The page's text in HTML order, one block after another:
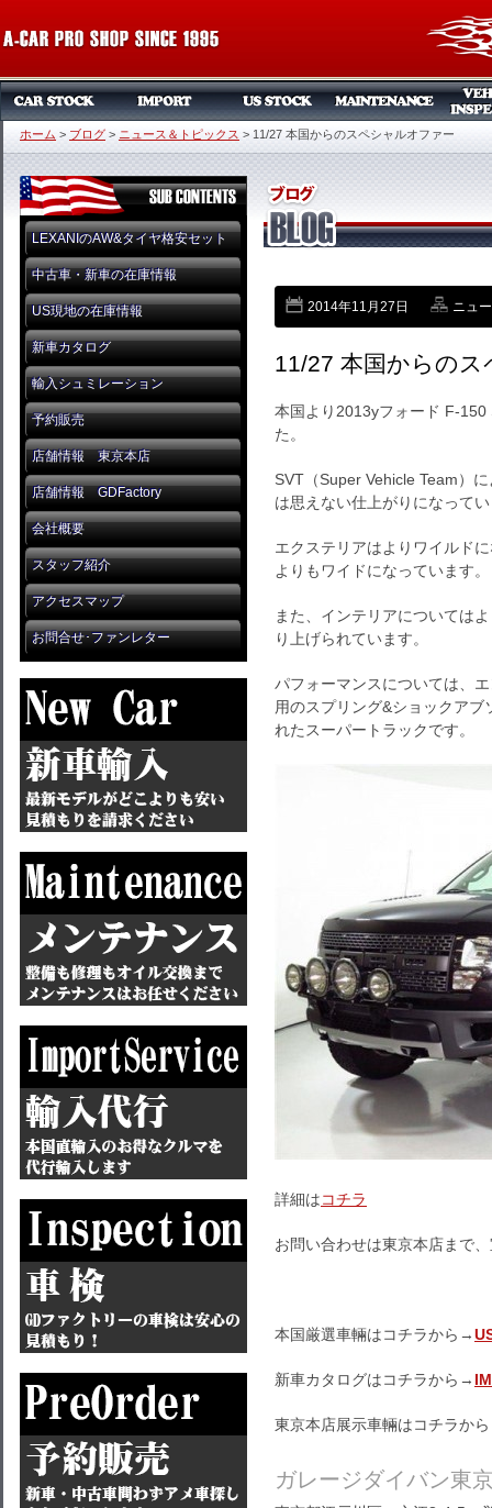
ホーム > ブログ > ニュース＆トピックス > 11/27 本国からのスペシャルオファー
LEXANIのAW&タイヤ格安セット
中古車・新車の在庫情報
US現地の在庫情報
新車カタログ
輸入シュミレーション
予約販売
店舗情報 東京本店
店舗情報 GDFactory
会社概要
スタッフ紹介
アクセスマップ
お問合せ･ファンレター
2014年11月27日 ニュ
11/27 本国からの
本国より2013yフォード F-
た。
SVT（Super Vehicle Team）
は思えない仕上がりになって
エクステリアはよりワイルド
よりもワイドになっています。
また、インテリアについては
り上げられています。
パフォーマンスについては、
用のスプリング&ショックア
れたスーパートラックです。
詳細はコチラ
お問い合わせは東京本店まで
本国厳選車輛はコチラから→
新車カタログはコチラから→
東京本店展示車輛はコチラか
ガレージダイバン東